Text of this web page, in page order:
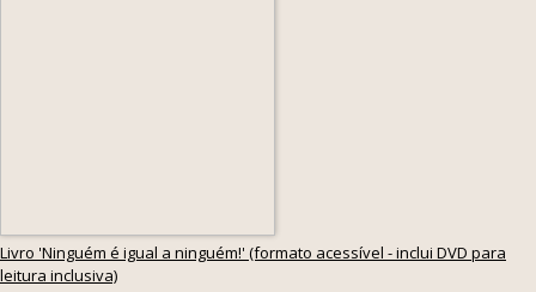
Livro 'Ninguém é igual a ninguém!' (formato acessível - inclui DVD para
leitura inclusiva)